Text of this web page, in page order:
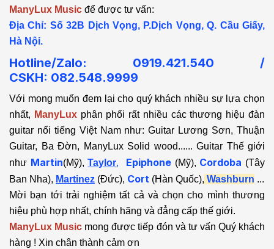
ManyLux Music để được tư vấn:
Địa Chỉ: Số 32B Dịch Vọng, P.Dịch Vọng, Q. Cầu Giấy,
Hà Nội.
Hotline/Zalo: 0919.421.540 /
CSKH: 082.548.9999
Với mong muốn đem lại cho quý khách nhiều sự lựa chọn
nhất, ManyLux phân phối rất nhiều các thương hiệu đàn
guitar nổi tiếng Việt Nam như: Guitar Lương Sơn, Thuận
Guitar, Ba Đờn, ManyLux Solid wood...... Guitar Thế giới
như Martin(Mỹ),Taylor, Epiphone (Mỹ), Cordoba (Tây
Ban Nha), Martinez (Đức), Cort (Hàn Quốc), Washburn ...
Mời bạn tới trải nghiệm tất cả và chọn cho mình thương
hiệu phù hợp nhất, chính hãng và đẳng cấp thế giới.
ManyLux Music mong được tiếp đón và tư vấn Quý khách
hàng ! Xin chân thành cảm ơn